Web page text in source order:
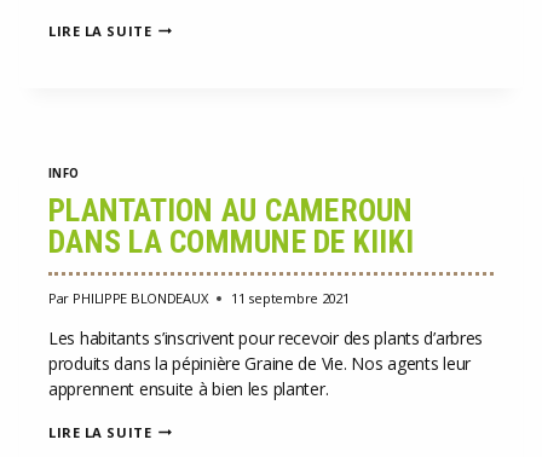
LIRE LA SUITE300
INFO
PLANTATION AU CAMEROUN
DANS LA COMMUNE DE KIIKI
Par PHILIPPE BLONDEAUX 11 septembre 2021
Les habitants s’inscrivent pour recevoir des plants d’arbres
produits dans la pépinière Graine de Vie. Nos agents leur
apprennent ensuite à bien les planter.
LIRE LA SUITEPLANTATION